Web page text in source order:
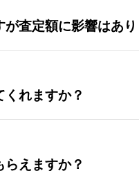
査定額に影響はあり
れますか？
えますか？